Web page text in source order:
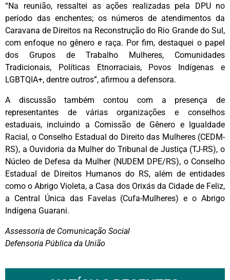
“Na reunião, ressaltei as ações realizadas pela DPU no
período das enchentes; os números de atendimentos da
Caravana de Direitos na Reconstrução do Rio Grande do Sul,
com enfoque no gênero e raça. Por fim, destaquei o papel
dos Grupos de Trabalho Mulheres, Comunidades
Tradicionais, Políticas Etnorraciais, Povos Indígenas e
LGBTQIA+, dentre outros”, afirmou a defensora.
A discussão também contou com a presença de
representantes de várias organizações e conselhos
estaduais, incluindo a Comissão de Gênero e Igualdade
Racial, o Conselho Estadual do Direito das Mulheres (CEDM-
RS), a Ouvidoria da Mulher do Tribunal de Justiça (TJ-RS), o
Núcleo de Defesa da Mulher (NUDEM DPE/RS), o Conselho
Estadual de Direitos Humanos do RS, além de entidades
como o Abrigo Violeta, a Casa dos Orixás da Cidade de Feliz,
a Central Única das Favelas (Cufa-Mulheres) e o Abrigo
Indígena Guarani.
Assessoria de Comunicação Social
Defensoria Pública da União